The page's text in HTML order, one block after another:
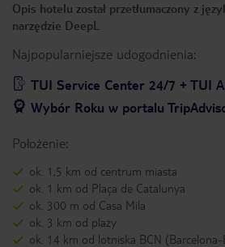
Opis hotelu został przetłumaczony z
narzędzie DeepL
Najpopularniejsze udogodnienia:
TUI Service Center 24/7 + TUI
Wybór Roku w portalu
Położenie:
ok. 1,5 km od centrum miasta
ok. 1 km od Plaça de Catalunya
ok. 300 m od Casa Mila
ok. 3 km od plaży
ok. 14 km od lotniska BCN (Barcelona-